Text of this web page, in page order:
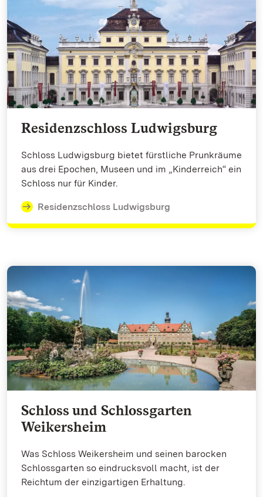
Residenzschloss Ludwigsburg
Schloss Ludwigsburg bietet fürstliche Prunkräume
aus drei Epochen, Museen und im „Kinderreich“ ein
Schloss nur für Kinder.
Residenzschloss Ludwigsburg
Schloss und Schlossgarten
Weikersheim
Was Schloss Weikersheim und seinen barocken
Schlossgarten so eindrucksvoll macht, ist der
Reichtum der einzigartigen Erhaltung.